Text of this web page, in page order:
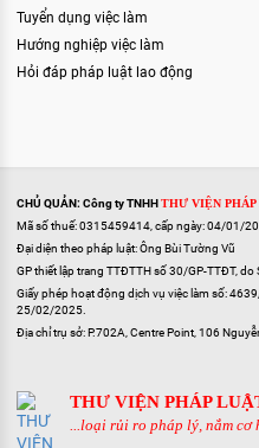
Tuyển dụng việc làm
Hướng nghiệp việc làm
Hỏi đáp pháp luật lao động
CHỦ QUẢN: Công ty TNHHTHƯ VIỆN PHÁP
Mã số thuế: 0315459414, cấp ngày: 04/01/
Đại diện theo pháp luật: Ông Bùi Tường Vũ
GP thiết lập trang TTĐTTH số 30/GP-TTĐT,
Giấy phép hoạt động dịch vụ việc làm số:
25/02/2025.
Địa chỉ trụ sở: P.702A, Centre Point, 106
THƯ VIỆN PHÁP
...loại rủi ro pháp lý, nắm cơ